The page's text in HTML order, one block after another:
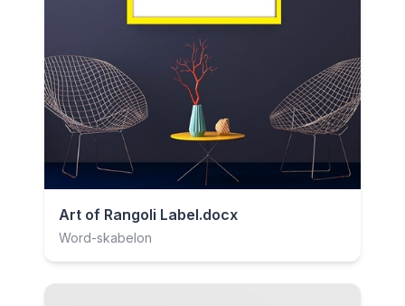
Art of Rangoli Label.docx
Word-skabelon